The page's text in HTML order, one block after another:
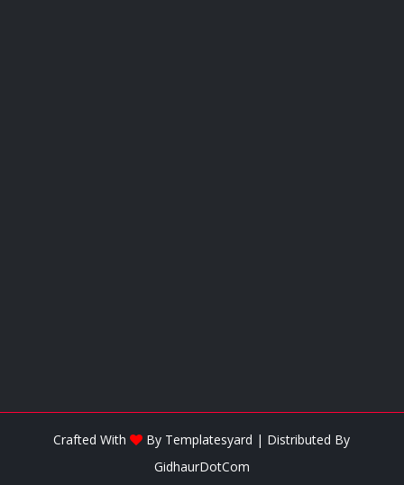
Crafted With By Templatesyard | Distributed By
GidhaurDotCom